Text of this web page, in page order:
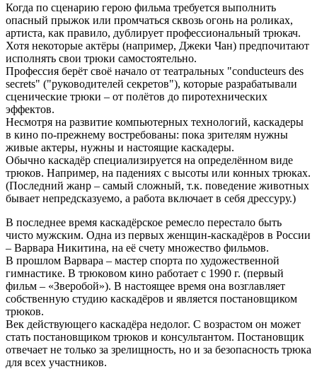
Когда по сценарию герою фильма требуется выполнить
опасный прыжок или промчаться сквозь огонь на роликах,
артиста, как правило, дублирует профессиональный трюкач.
Хотя некоторые актёры (например, Джеки Чан) предпочитают
исполнять свои трюки самостоятельно.
Профессия берёт своё начало от театральных "conducteurs des
secrets" ("руководителей секретов"), которые разрабатывали
сценические трюки – от полётов до пиротехнических
эффектов.
Несмотря на развитие компьютерных технологий, каскадеры
в кино по-прежнему востребованы: пока зрителям нужны
живые актеры, нужны и настоящие каскадеры.
Обычно каскадёр специализируется на определённом виде
трюков. Например, на падениях с высоты или конных трюках.
(Последний жанр – самый сложный, т.к. поведение животных
бывает непредсказуемо, а работа включает в себя дрессуру.)
В последнее время каскадёрское ремесло перестало быть
чисто мужским. Одна из первых женщин-каскадёров в России
– Варвара Никитина, на её счету множество фильмов.
В прошлом Варвара – мастер спорта по художественной
гимнастике. В трюковом кино работает с 1990 г. (первый
фильм – «Зверобой»). В настоящее время она возглавляет
собственную студию каскадёров и является постановщиком
трюков.
Век действующего каскадёра недолог. С возрастом он может
стать постановщиком трюков и консультантом. Постановщик
отвечает не только за зрелищность, но и за безопасность трюка
для всех участников.